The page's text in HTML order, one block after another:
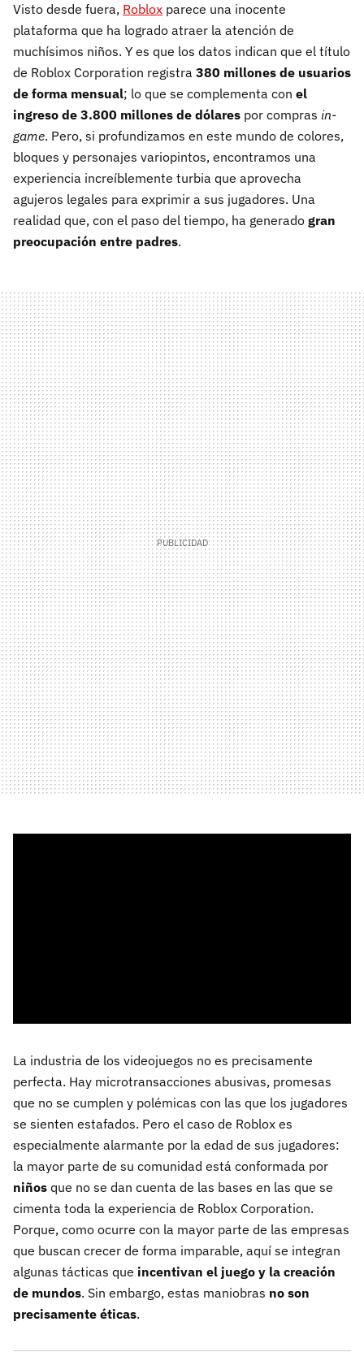
Visto desde fuera, Roblox parece una inocente
plataforma que ha logrado atraer la atención de
muchísimos niños. Y es que los datos indican que el título
de Roblox Corporation registra 380 millones de usuarios
de forma mensual; lo que se complementa con el
ingreso de 3.800 millones de dólares por compras in-
game. Pero, si profundizamos en este mundo de colores,
bloques y personajes variopintos, encontramos una
experiencia increíblemente turbia que aprovecha
agujeros legales para exprimir a sus jugadores. Una
realidad que, con el paso del tiempo, ha generado gran
preocupación entre padres.
La industria de los videojuegos no es precisamente
perfecta. Hay microtransacciones abusivas, promesas
que no se cumplen y polémicas con las que los jugadores
se sienten estafados. Pero el caso de Roblox es
especialmente alarmante por la edad de sus jugadores:
la mayor parte de su comunidad está conformada por
niños que no se dan cuenta de las bases en las que se
cimenta toda la experiencia de Roblox Corporation.
Porque, como ocurre con la mayor parte de las empresas
que buscan crecer de forma imparable, aquí se integran
algunas tácticas que incentivan el juego y la creación
de mundos. Sin embargo, estas maniobras no son
precisamente éticas.